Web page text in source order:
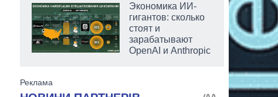
Экономика ИИ-
гигантов: сколько
стоят и
зарабатывают
OpenAI и Anthropic